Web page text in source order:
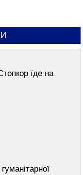
їде на